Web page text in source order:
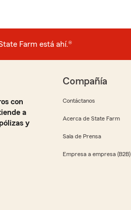
Farm está ahí.®
con
a
y
Compañía
Contáctanos
Acerca de State Farm
Sala de Prensa
Empresa a empresa (B2B)